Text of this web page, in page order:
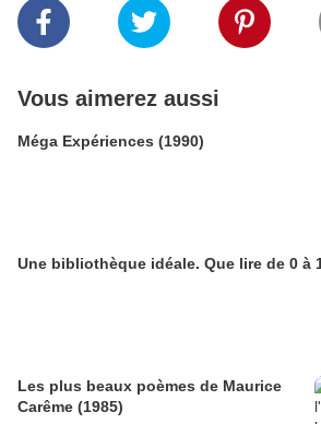
Vous aimerez aussi
Méga Expériences (1990)
Une bibliothèque idéale. Que lire de 0 à
Les plus beaux poèmes de Maurice
Carême (1985)